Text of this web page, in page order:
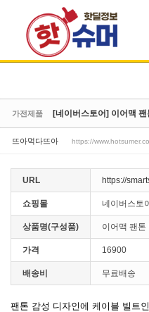
가전제품 [네이버스토어] 이어맥
뜨아먹다뜨아 https://
URL https://
쇼핑몰 네이버스토
상품명(구성품) 이어맥 팬
가격 16900
배송비 무료배송
팬톤 감성 디자인에 케이블 빌트
케치북5
스케치북5